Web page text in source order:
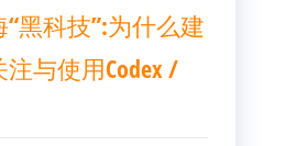
黑科技”:为什么建
与使用Codex /